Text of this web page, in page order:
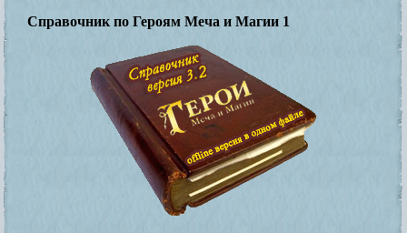
Справочник по Героям Меча и Магии 1